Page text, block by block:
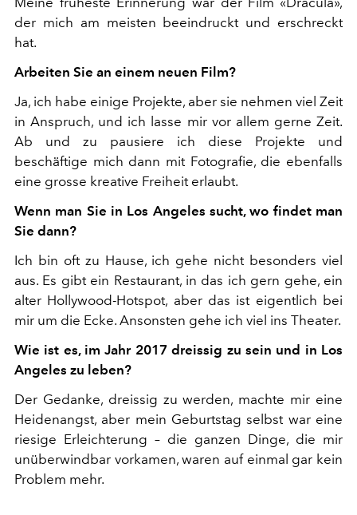
der mich am meisten beeindruckt und erschreckt
hat.
Arbeiten Sie an einem neuen Film?
Ja, ich habe einige Projekte, aber sie nehmen viel Zeit
in Anspruch, und ich lasse mir vor allem gerne Zeit.
Ab und zu pausiere ich diese Projekte und
beschäftige mich dann mit Fotografie, die ebenfalls
eine grosse kreative Freiheit erlaubt.
Wenn man Sie in Los Angeles sucht, wo findet man
Sie dann?
Ich bin oft zu Hause, ich gehe nicht besonders viel
aus. Es gibt ein Restaurant, in das ich gern gehe, ein
alter Hollywood-Hotspot, aber das ist eigentlich bei
mir um die Ecke. Ansonsten gehe ich viel ins Theater.
Wie ist es, im Jahr 2017 dreissig zu sein und in Los
Angeles zu leben?
Der Gedanke, dreissig zu werden, machte mir eine
Heidenangst, aber mein Geburtstag selbst war eine
riesige Erleichterung – die ganzen Dinge, die mir
unüberwindbar vorkamen, waren auf einmal gar kein
Problem mehr.